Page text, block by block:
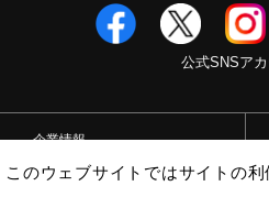
公式SNSアカ
企業情報
このウェブサイトではサイトの